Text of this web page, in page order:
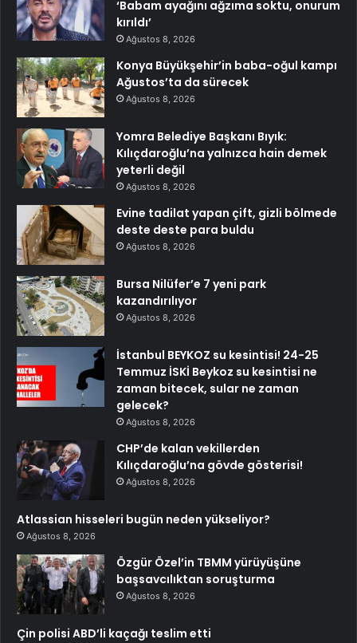
‘Babam ayağını ağzıma soktu, onurum
kırıldı’
Ağustos 8, 2026
Konya Büyükşehir’in baba-oğul kampı
Ağustos’ta da sürecek
Ağustos 8, 2026
Yomra Belediye Başkanı Bıyık:
Kılıçdaroğlu’na yalnızca hain demek
yeterli değil
Ağustos 8, 2026
Evine tadilat yapan çift, gizli bölmede
deste deste para buldu
Ağustos 8, 2026
Bursa Nilüfer’e 7 yeni park
kazandırılıyor
Ağustos 8, 2026
İstanbul BEYKOZ su kesintisi! 24-25
Temmuz İSKİ Beykoz su kesintisi ne
zaman bitecek, sular ne zaman
gelecek?
Ağustos 8, 2026
CHP’de kalan vekillerden
Kılıçdaroğlu’na gövde gösterisi!
Ağustos 8, 2026
Atlassian hisseleri bugün neden yükseliyor?
Ağustos 8, 2026
Özgür Özel’in TBMM yürüyüşüne
başsavcılıktan soruşturma
Ağustos 8, 2026
Çin polisi ABD’li kaçağı teslim etti